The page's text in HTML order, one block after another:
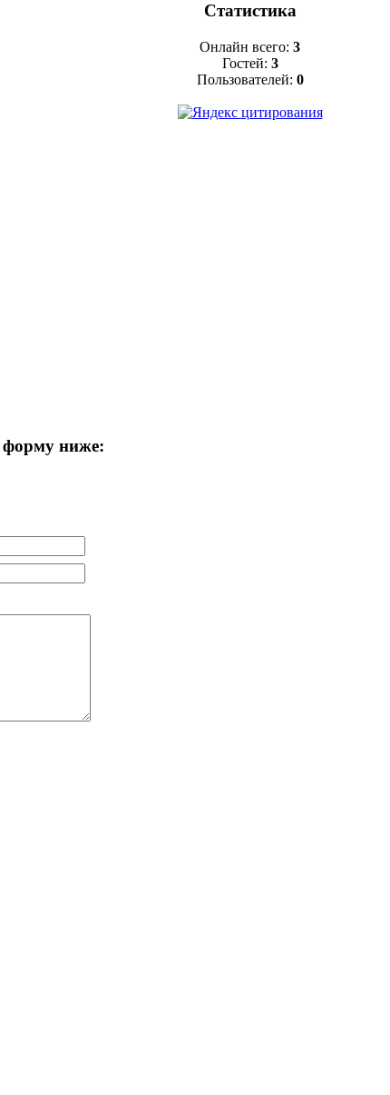
форму ниже:
Статистика
Онлайн всего: 3
Гостей: 3
Пользователей: 0